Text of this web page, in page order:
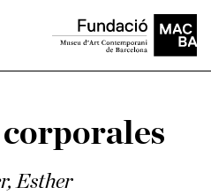
Esther